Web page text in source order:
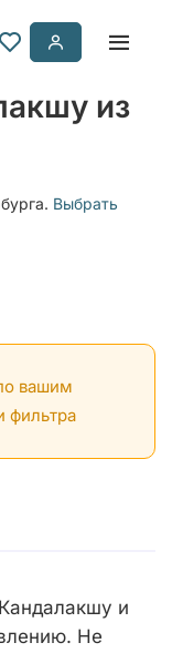
из
Выбрать
вашим
фильтра
и
Не